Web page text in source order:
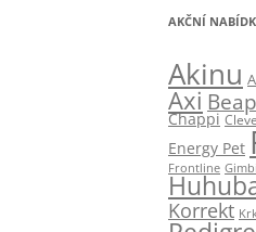
AKČNÍ
Akinu
Axi
Chappi
Energy Pet
Frontline Gimbi
Korrekt